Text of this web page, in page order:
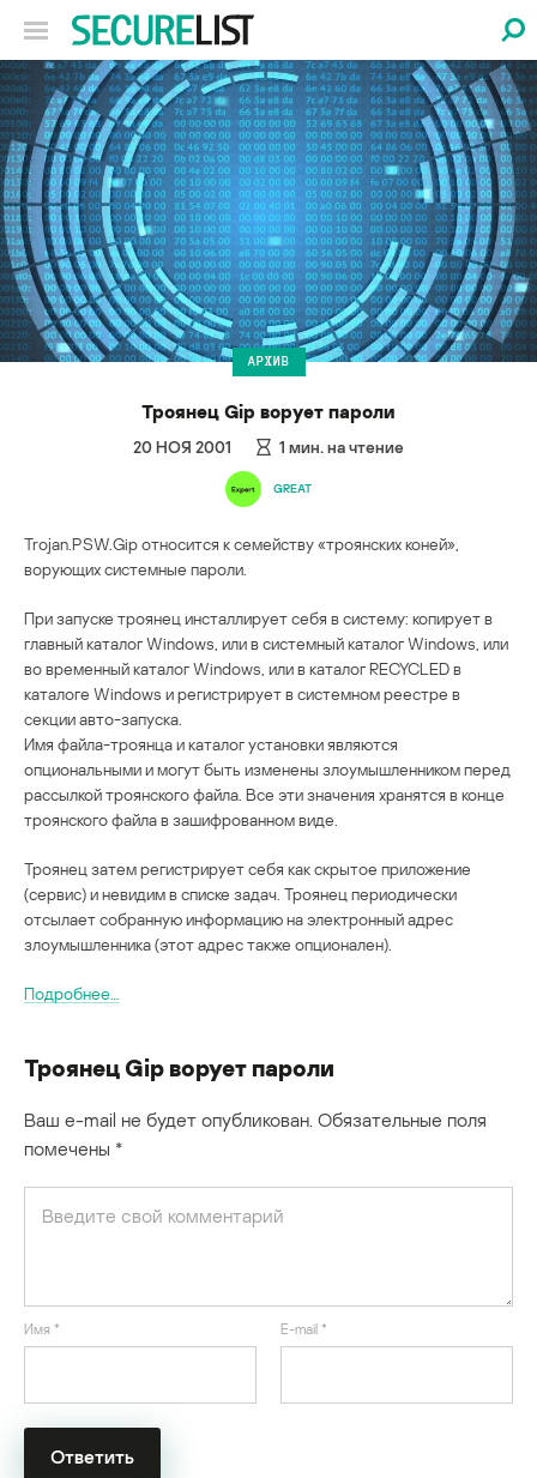
АРХИВ
Троянец Gip ворует пароли
20 НОЯ 2001 1 мин. на чтение
GREAT
Trojan.PSW.Gip относится к семейству «троянских коней»,
ворующих системные пароли.
При запуске троянец инсталлирует себя в систему: копирует в
главный каталог Windows, или в системный каталог Windows, или
во временный каталог Windows, или в каталог RECYCLED в
каталоге Windows и регистрирует в системном реестре в
секции авто-запуска.
Имя файла-троянца и каталог установки являются
опциональными и могут быть изменены злоумышленником перед
рассылкой троянского файла. Все эти значения хранятся в конце
троянского файла в зашифрованном виде.
Троянец затем регистрирует себя как скрытое приложение
(сервис) и невидим в списке задач. Троянец периодически
отсылает собранную информацию на электронный адрес
злоумышленника (этот адрес также опционален).
Подробнее…
Троянец Gip ворует пароли
Ваш e-mail не будет опубликован. Обязательные поля
помечены *
Имя * E-mail *